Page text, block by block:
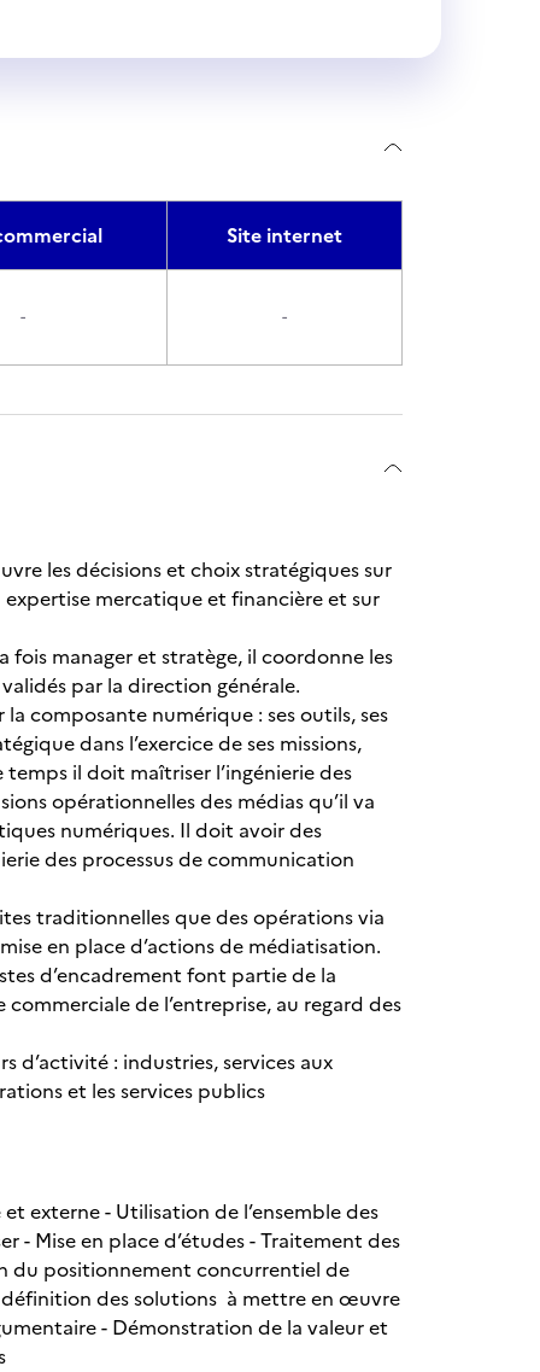
Site internet
- -
les décisions et choix stratégiques sur
mercatique et financière et sur
fois manager et stratège, il coordonne les
par la direction générale.
composante numérique : ses outils, ses
dans l’exercice de ses missions,
il doit maîtriser l’ingénierie des
opérationnelles des médias qu’il va
numériques. Il doit avoir des
des processus de communication
traditionnelles que des opérations via
en place d’actions de médiatisation.
d’encadrement font partie de la
de l’entreprise, au regard des
d’activité : industries, services aux
et les services publics
externe - Utilisation de l’ensemble des
- Mise en place d’études - Traitement des
du positionnement concurrentiel de
définition des solutions à mettre en œuvre
- Démonstration de la valeur et